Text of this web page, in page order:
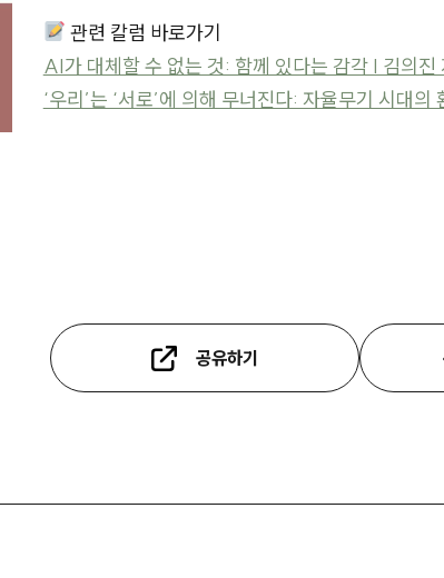
관련 칼럼 바로가기
AI가 대체할 수 없는 것: 함께 있다는 감각 | 김의진
‘우리’는 ‘서로’에 의해 무너진다: 자율무기 시대
공유하기